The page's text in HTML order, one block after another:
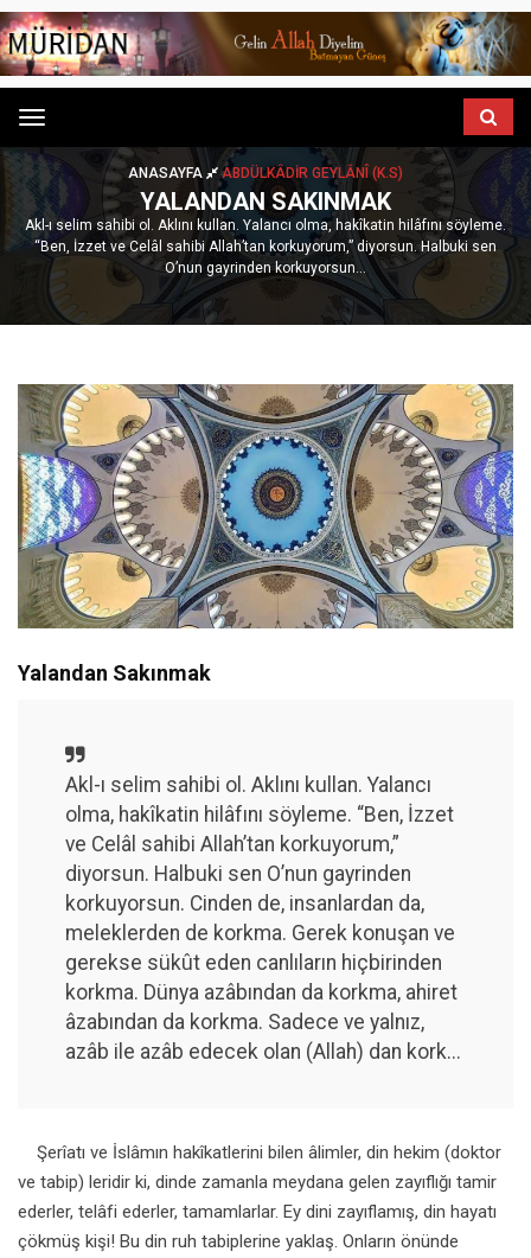
Menu
ANASAYFA ABDÜLKÂDIR GEYLÂNÎ (K.S)
YALANDAN SAKINMAK
Akl-ı selim sahibi ol. Aklını kullan. Yalancı olma, hakîkatin hilâfını söyleme.
“Ben, İzzet ve Celâl sahibi Allah’tan korkuyorum,” diyorsun. Halbuki sen
O’nun gayrinden korkuyorsun...
Yalandan Sakınmak
Akl-ı selim sahibi ol. Aklını kullan. Yalancı
olma, hakîkatin hilâfını söyleme. “Ben, İzzet
ve Celâl sahibi Allah’tan korkuyorum,”
diyorsun. Halbuki sen O’nun gayrinden
korkuyorsun. Cinden de, insanlardan da,
meleklerden de korkma. Gerek konuşan ve
gerekse sükût eden canlıların hiçbirinden
korkma. Dünya azâbından da korkma, ahiret
âzabından da korkma. Sadece ve yalnız,
azâb ile azâb edecek olan (Allah) dan kork...
Şerîatı ve İslâmın hakîkatlerini bilen âlimler, din hekim (doktor
ve tabip) leridir ki, dinde zamanla meydana gelen zayıflığı tamir
ederler, telâfi ederler, tamamlarlar. Ey dini zayıflamış, din hayatı
çökmüş kişi! Bu din ruh tabiplerine yaklaş. Onların önünde